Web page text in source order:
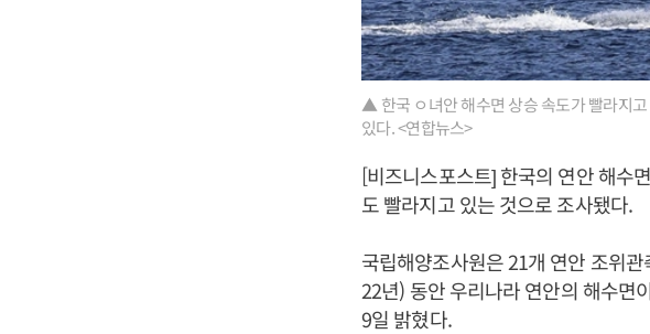
▲ 한국 ㅇ녀안 해수면 상승 속도가 빨라지
있다. <연합뉴스>
[비즈니스포스트] 한국의 연안 해수
도 빨라지고 있는 것으로 조사됐다.
국립해양조사원은 21개 연안 조위
22년) 동안 우리나라 연안의 해수
9일 밝혔다.